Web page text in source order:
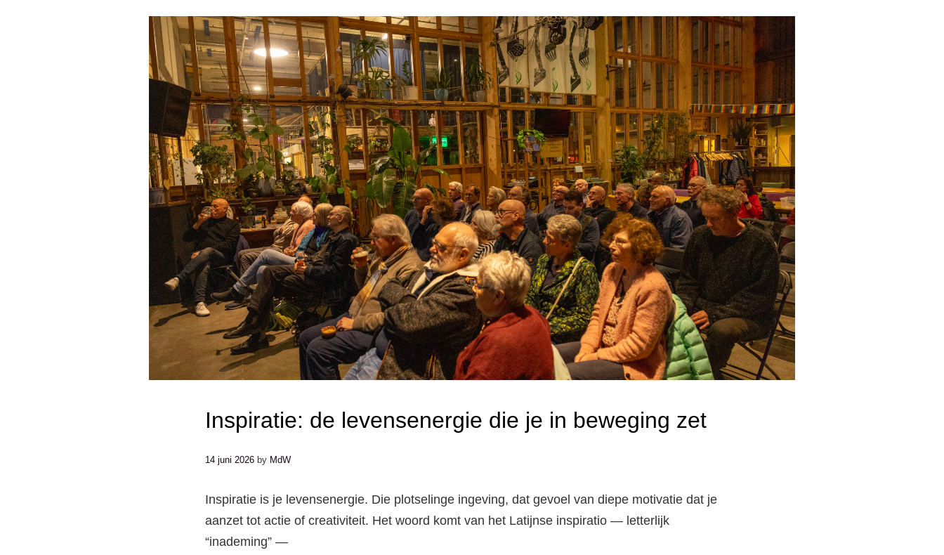
Inspiratie: de levensenergie die je in beweging zet
14 juni 2026 by MdW
Inspiratie is je levensenergie. Die plotselinge ingeving, dat gevoel van diepe motivatie dat je
aanzet tot actie of creativiteit. Het woord komt van het Latijnse inspiratio — letterlijk
“inademing” —